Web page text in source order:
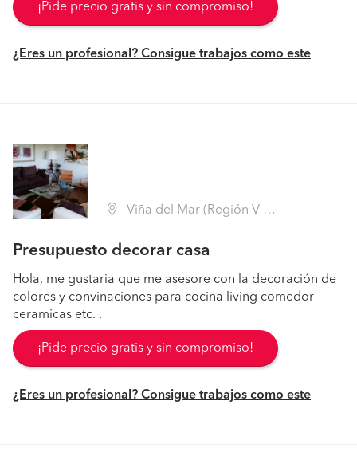
¡Pide precio gratis y sin compromiso!
¿Eres un profesional? Consigue trabajos como este
Viña del Mar (Región V Valparaíso - Valparaíso)
Presupuesto decorar casa
Hola, me gustaria que me asesore con la decoración de
colores y convinaciones para cocina living comedor
ceramicas etc. .
¡Pide precio gratis y sin compromiso!
¿Eres un profesional? Consigue trabajos como este